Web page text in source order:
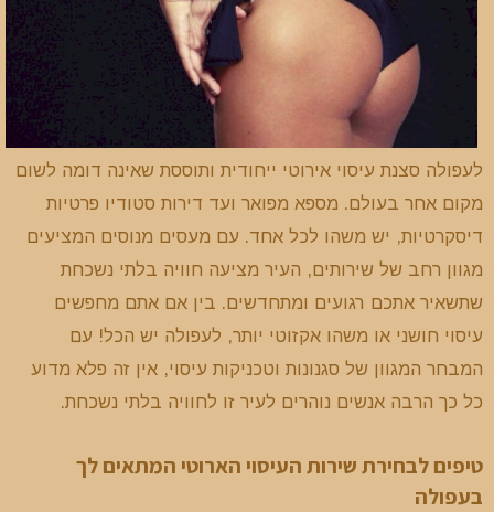
לעפולה סצנת עיסוי אירוטי ייחודית ותוססת שאינה דומה לשום
מקום אחר בעולם. מספא מפואר ועד דירות סטודיו פרטיות
דיסקרטיות, יש משהו לכל אחד. עם מעסים מנוסים המציעים
מגוון רחב של שירותים, העיר מציעה חוויה בלתי נשכחת
שתשאיר אתכם רגועים ומתחדשים. בין אם אתם מחפשים
עיסוי חושני או משהו אקזוטי יותר, לעפולה יש הכל! עם
המבחר המגוון של סגנונות וטכניקות עיסוי, אין זה פלא מדוע
כל כך הרבה אנשים נוהרים לעיר זו לחוויה בלתי נשכחת.
טיפים לבחירת שירות העיסוי הארוטי המתאים לך
בעפולה